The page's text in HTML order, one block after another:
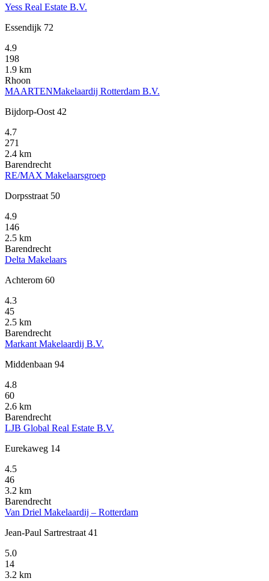
Yess Real Estate B.V.
Essendijk 72
4.9
198
1.9 km
Rhoon
MAARTENMakelaardij Rotterdam B.V.
Bijdorp-Oost 42
4.7
271
2.4 km
Barendrecht
RE/MAX Makelaarsgroep
Dorpsstraat 50
4.9
146
2.5 km
Barendrecht
Delta Makelaars
Achterom 60
4.3
45
2.5 km
Barendrecht
Markant Makelaardij B.V.
Middenbaan 94
4.8
60
2.6 km
Barendrecht
LJB Global Real Estate B.V.
Eurekaweg 14
4.5
46
3.2 km
Barendrecht
Van Driel Makelaardij – Rotterdam
Jean-Paul Sartrestraat 41
5.0
14
3.2 km